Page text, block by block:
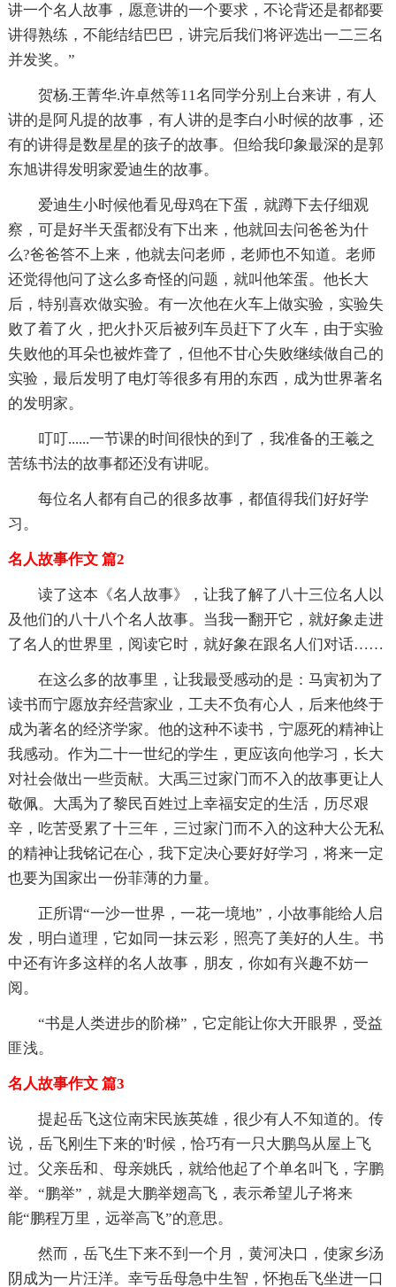
讲一个名人故事，愿意讲的一个要求，不论背还是都都要
讲得熟练，不能结结巴巴，讲完后我们将评选出一二三名
并发奖。”
贺杨.王菁华.许卓然等11名同学分别上台来讲，有人
讲的是阿凡提的故事，有人讲的是李白小时候的故事，还
有的讲得是数星星的孩子的故事。但给我印象最深的是郭
东旭讲得发明家爱迪生的故事。
爱迪生小时候他看见母鸡在下蛋，就蹲下去仔细观
察，可是好半天蛋都没有下出来，他就回去问爸爸为什
么?爸爸答不上来，他就去问老师，老师也不知道。老师
还觉得他问了这么多奇怪的问题，就叫他笨蛋。他长大
后，特别喜欢做实验。有一次他在火车上做实验，实验失
败了着了火，把火扑灭后被列车员赶下了火车，由于实验
失败他的耳朵也被炸聋了，但他不甘心失败继续做自己的
实验，最后发明了电灯等很多有用的东西，成为世界著名
的发明家。
叮叮......一节课的时间很快的到了，我准备的王羲之
苦练书法的故事都还没有讲呢。
每位名人都有自己的很多故事，都值得我们好好学
习。
名人故事作文 篇2
读了这本《名人故事》，让我了解了八十三位名人以
及他们的八十八个名人故事。当我一翻开它，就好象走进
了名人的世界里，阅读它时，就好象在跟名人们对话……
在这么多的故事里，让我最受感动的是：马寅初为了
读书而宁愿放弃经营家业，工夫不负有心人，后来他终于
成为著名的经济学家。他的这种不读书，宁愿死的精神让
我感动。作为二十一世纪的学生，更应该向他学习，长大
对社会做出一些贡献。大禹三过家门而不入的故事更让人
敬佩。大禹为了黎民百姓过上幸福安定的生活，历尽艰
辛，吃苦受累了十三年，三过家门而不入的这种大公无私
的精神让我铭记在心，我下定决心要好好学习，将来一定
也要为国家出一份菲薄的力量。
正所谓“一沙一世界，一花一境地”，小故事能给人启
发，明白道理，它如同一抹云彩，照亮了美好的人生。书
中还有许多这样的名人故事，朋友，你如有兴趣不妨一
阅。
“书是人类进步的阶梯”，它定能让你大开眼界，受益
匪浅。
名人故事作文 篇3
提起岳飞这位南宋民族英雄，很少有人不知道的。传
说，岳飞刚生下来的'时候，恰巧有一只大鹏鸟从屋上飞
过。父亲岳和、母亲姚氏，就给他起了个单名叫飞，字鹏
举。“鹏举”，就是大鹏举翅高飞，表示希望儿子将来
能“鹏程万里，远举高飞”的意思。
然而，岳飞生下来不到一个月，黄河决口，使家乡汤
阴成为一片汪洋。幸亏岳母急中生智，怀抱岳飞坐进一口